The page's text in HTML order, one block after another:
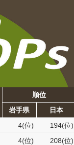
順位
岩手県
日本
4(位)
194(位)
4(位)
208(位)